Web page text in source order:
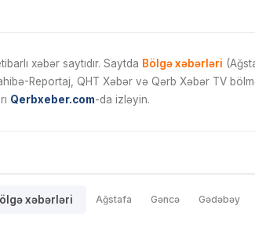
xəbər saytıdır. Saytda Bölgə xəbərləri
Reportaj, QHT Xəbər və Qərb Xəbər TV
Qerbxeber.com-da izləyin.
xəbərləri Ağstafa Gəncə Gədəbəy